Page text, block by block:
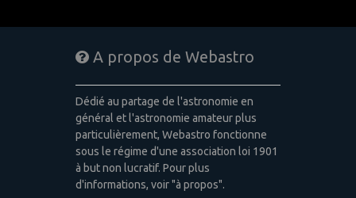
A propos de Webastro
Dédié au partage de l'astronomie en
général et l'astronomie amateur plus
particulièrement, Webastro fonctionne
sous le régime d'une association loi 1901
à but non lucratif. Pour plus
d'informations, voir "à propos".